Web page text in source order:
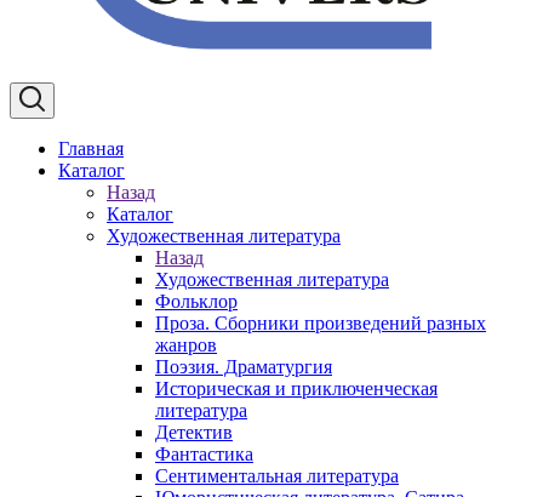
Главная
Каталог
Назад
Каталог
Художественная литература
Назад
Художественная литература
Фольклор
Проза. Сборники произведений разных
жанров
Поэзия. Драматургия
Историческая и приключенческая
литература
Детектив
Фантастика
Сентиментальная литература